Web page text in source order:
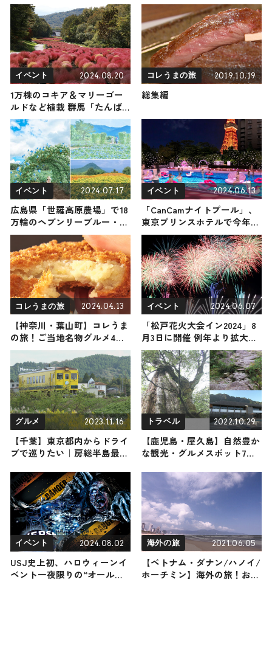
い名物から人気の名店15選も
紹介
から観光スポットまでご紹介
イベント 2024.08.20
1万株のコキア＆マリーゴー
ルドなど植栽 群馬「たんば
らコキアガーデン」8月26日
より開園
コレうまの旅 2019.10.19
総集編
イベント 2024.07.17
広島県「世羅高原農場」で18
万輪のヘブンリーブルー・
5,500株のマリーゴールド・
2,500株のコキア広がる
イベント 2024.06.13
「CanCamナイトプール」、
東京プリンスホテルで今年も
開催 夏祭りも楽しめる『エ
レクトロ縁日』がテーマ
コレうまの旅 2024.04.13
【神奈川・葉山町】コレうま
の旅！ご当地名物グルメ4選
2024年4月13日放送
イベント 2024.06.07
「松戸花火大会イン2024」8
月3日に開催 例年より拡大し
15,000発打ち上げ
グルメ 2023.11.16
【千葉】東京都内からドライ
ブで巡りたい｜房総半島最新
２日間とおすすめスポット
トラベル 2022.10.29
【鹿児島・屋久島】自然豊か
な観光・グルメスポット7選
屋久島の魅力をご紹介
イベント 2024.08.02
USJ史上初、ハロウィーンイ
ベント一夜限りの“オールナ
海外の旅 2021.06.05
【ベトナム・ダナン/ハノイ/
ホーチミン】海外の旅！おす